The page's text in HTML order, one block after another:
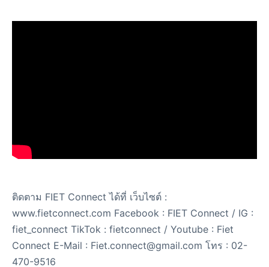
ติดตาม FIET Connect ได้ที่ เว็บไซต์ :
www.fietconnect.com Facebook : FIET Connect / IG :
fiet_connect TikTok : fietconnect / Youtube : Fiet
Connect E-Mail : Fiet.connect@gmail.com โทร : 02-
470-9516